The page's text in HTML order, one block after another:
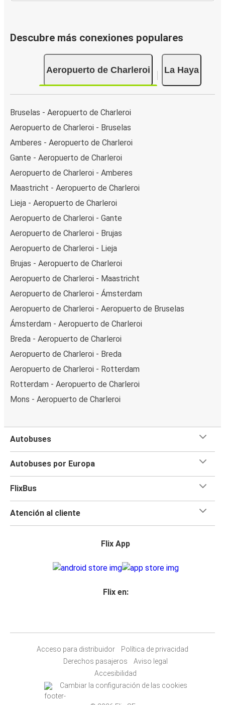
Descubre más conexiones populares
Aeropuerto de Charleroi La Haya
Bruselas - Aeropuerto de Charleroi
Aeropuerto de Charleroi - Bruselas
Amberes - Aeropuerto de Charleroi
Gante - Aeropuerto de Charleroi
Aeropuerto de Charleroi - Amberes
Maastricht - Aeropuerto de Charleroi
Lieja - Aeropuerto de Charleroi
Aeropuerto de Charleroi - Gante
Aeropuerto de Charleroi - Brujas
Aeropuerto de Charleroi - Lieja
Brujas - Aeropuerto de Charleroi
Aeropuerto de Charleroi - Maastricht
Aeropuerto de Charleroi - Ámsterdam
Aeropuerto de Charleroi - Aeropuerto de Bruselas
Ámsterdam - Aeropuerto de Charleroi
Breda - Aeropuerto de Charleroi
Aeropuerto de Charleroi - Breda
Aeropuerto de Charleroi - Rotterdam
Rotterdam - Aeropuerto de Charleroi
Mons - Aeropuerto de Charleroi
Autobuses
Autobuses por Europa
FlixBus
Atención al cliente
Flix App
Flix en:
Acceso para distribuidor
Política de privacidad
Derechos pasajeros
Aviso legal
Accesibilidad
Cambiar la configuración de las cookies